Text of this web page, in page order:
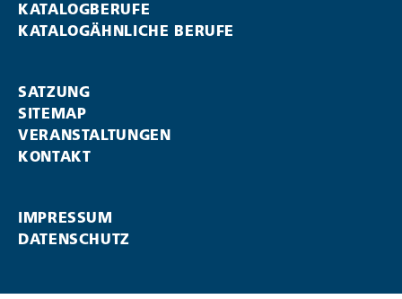
KATALOGBERUFE
KATALOGÄHNLICHE BERUFE
SATZUNG
SITEMAP
VERANSTALTUNGEN
KONTAKT
IMPRESSUM
DATENSCHUTZ